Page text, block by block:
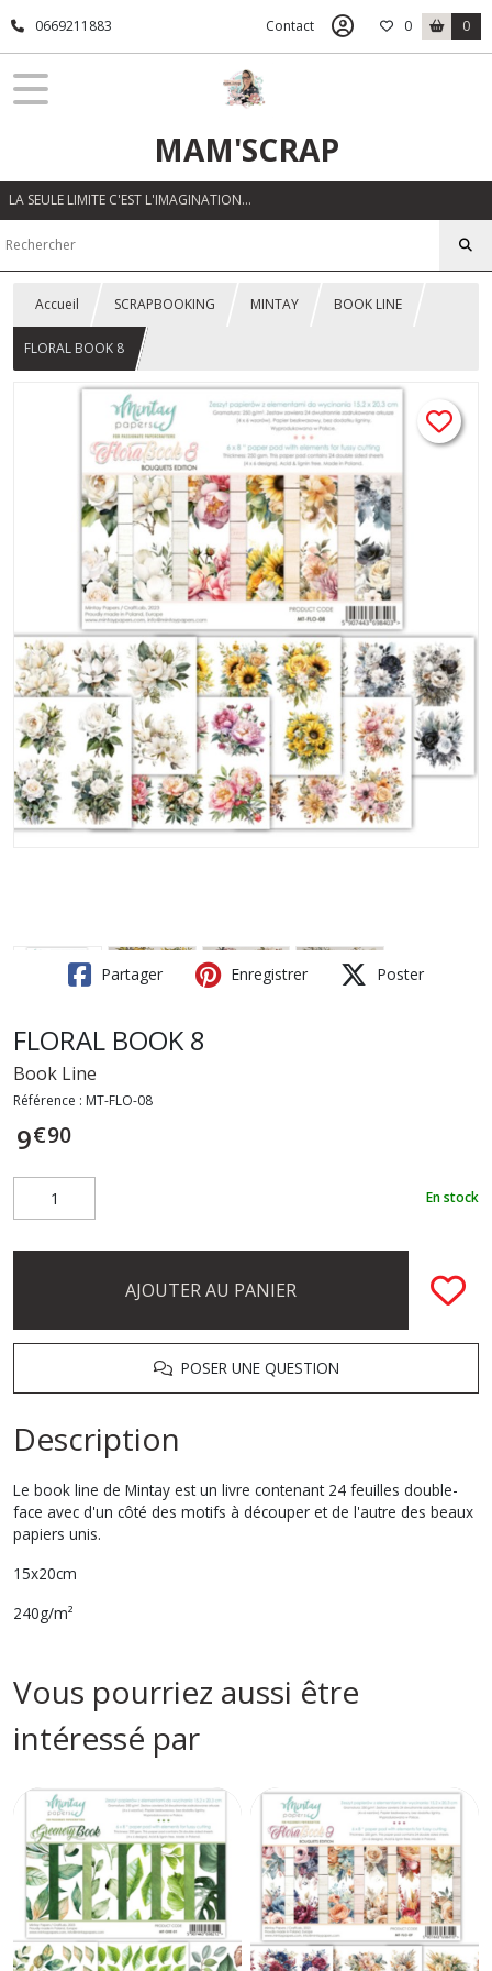
0669211883 Contact 0 0
MAM'SCRAP
LA SEULE LIMITE C'EST L'IMAGINATION…
Accueil SCRAPBOOKING MINTAY BOOK LINE
FLORAL BOOK 8
Partager Enregistrer Poster
FLORAL BOOK 8
Book Line
Référence : MT-FLO-08
9€90
En stock
AJOUTER AU PANIER
POSER UNE QUESTION
Description
Le book line de Mintay est un livre contenant 24 feuilles double-
face avec d'un côté des motifs à découper et de l'autre des beaux
papiers unis.
15x20cm
240g/m²
Vous pourriez aussi être
intéressé par